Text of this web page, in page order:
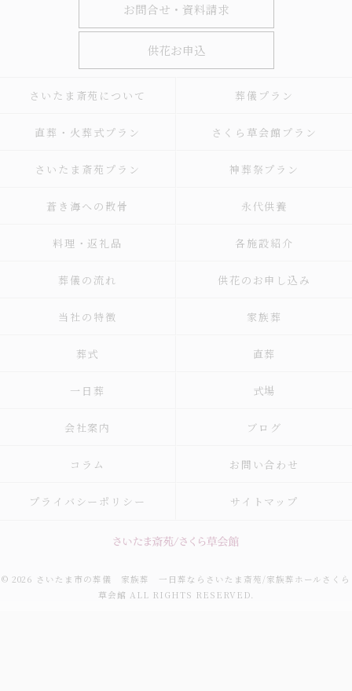
お問合せ・資料請求
供花お申込
さいたま斎苑について 葬儀プラン
直葬・火葬式プラン さくら草会館プラン
さいたま斎苑プラン 神葬祭プラン
蒼き海への散骨 永代供養
料理・返礼品 各施設紹介
葬儀の流れ 供花のお申し込み
当社の特徴 家族葬
葬式 直葬
一日葬 式場
会社案内 ブログ
コラム お問い合わせ
プライバシーポリシー サイトマップ
© 2026 さいたま市の葬儀 家族葬 一日葬ならさいたま斎苑/家族葬ホールさくら
草会館 ALL RIGHTS RESERVED.